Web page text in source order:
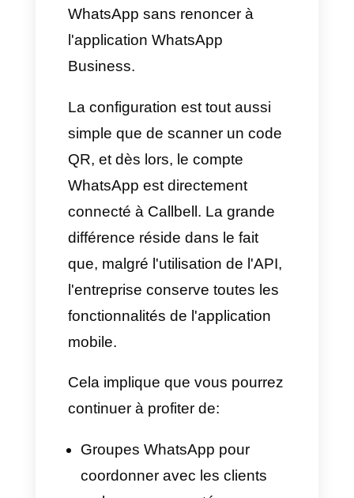
que :
Groupes
Statuts
Historique des discussions
dans l'application
Contacts enregistrés
directement dans le téléphone
Cela contraint les entreprises à
abandonner l'expérience
WhatsApp conventionnelle pour
d'unsystème connecté à l'API
Qu'est-ce que
Coexistence avec Callbell